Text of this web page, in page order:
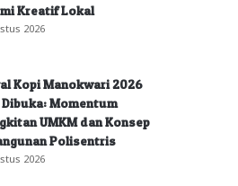
Kreatif Lokal
2026
Kopi Manokwari 2026
Dibuka: Momentum
UMKM dan Konsep
Polisentris
2026